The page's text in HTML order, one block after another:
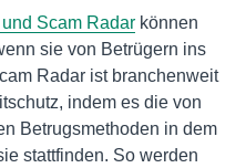
Scam Radar können
sie von Betrügern ins
Radar ist branchenweit
indem es die von
Betrugsmethoden in dem
stattfinden. So werden